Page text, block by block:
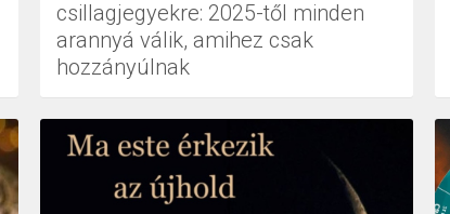
csillagjegyekre: 2025-től minden
arannyá válik, amihez csak
hozzányúlnak